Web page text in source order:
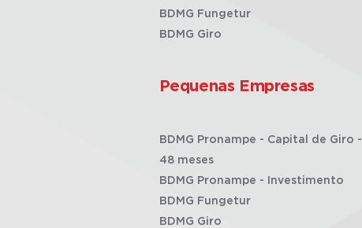
BDMG Fungetur
BDMG Giro
Pequenas Empresas
BDMG Pronampe - Capital de Giro -
48 meses
BDMG Pronampe - Investimento
BDMG Fungetur
BDMG Giro